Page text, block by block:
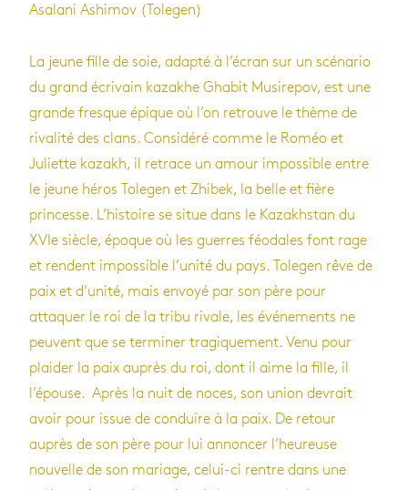
Asalani Ashimov (Tolegen)
La jeune fille de soie, adapté à l’écran sur un scénario
du grand écrivain kazakhe Ghabit Musirepov, est une
grande fresque épique où l’on retrouve le thème de
rivalité des clans. Considéré comme le Roméo et
Juliette kazakh, il retrace un amour impossible entre
le jeune héros Tolegen et Zhibek, la belle et fière
princesse. L’histoire se situe dans le Kazakhstan du
XVIe siècle, époque où les guerres féodales font rage
et rendent impossible l’unité du pays. Tolegen rêve de
paix et d’unité, mais envoyé par son père pour
attaquer le roi de la tribu rivale, les événements ne
peuvent que se terminer tragiquement. Venu pour
plaider la paix auprès du roi, dont il aime la fille, il
l’épouse. Après la nuit de noces, son union devrait
avoir pour issue de conduire à la paix. De retour
auprès de son père pour lui annoncer l’heureuse
nouvelle de son mariage, celui-ci rentre dans une